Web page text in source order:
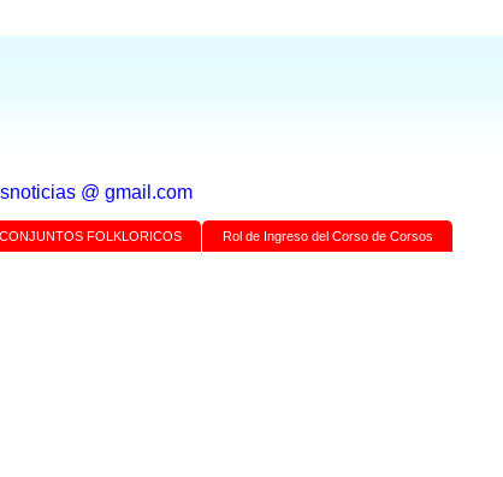
@ gmail.com
FOLKLORICOS Rol de Ingreso del Corso de Corsos